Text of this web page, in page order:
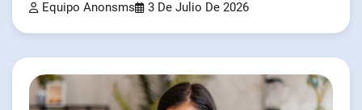
Equipo Anonsms 3 De Julio De 2026